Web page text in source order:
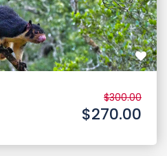
$300.00
$270.00